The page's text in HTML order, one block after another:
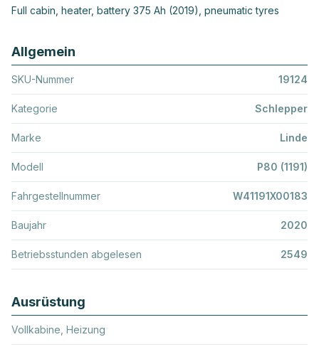
Full cabin, heater, battery 375 Ah (2019), pneumatic tyres
Allgemein
SKU-Nummer 19124
Kategorie Schlepper
Marke Linde
Modell P80 (1191)
Fahrgestellnummer W41191X00183
Baujahr 2020
Betriebsstunden abgelesen 2549
Ausrüstung
Vollkabine, Heizung